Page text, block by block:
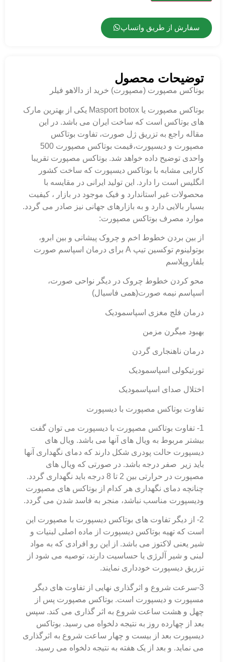
سفارش از طریق واتساپ
توضیحات محصول
بوتاکس مصپورت (مصپورت) خرید از دالاهو فیلر
بوتاکس مصپورت یا Masport botox یکی از بهترین مارک
های بوتاکس است که ساخت ایران می باشد. در این
مقاله راجع به تزریق ژل صورت، تفاوت بوتاکس
مصپورت و دیسپورت،قیمت بوتاکس مصپورت 500
واحدی توضیح داده خواهد شد. بوتاکس مصپورت تقریبا
کارایی مشابه با بوتاکس دیسپورت که ساخت کشور
انگلیس است را دارد. این تولید ایرانی در مقایسه با
محصولات غیر استاندارد و فیک موجود در بازار ، کیفیت
بسیار بالایی دارد و به بازارهای جهانی نیز صادر می گردد.
موارد مصرف بوتاکس مصپورت:
از بین بردن خطوط اخم و چروک پیشانی و بین ابرو،
بوتولینوم توکسین تیپ A برای درمان اسپاسم صورت
بلفاروپلاسم
محو کردن خطوط چروک در دیگر نواحی صورت،
اسپاسم نیمه صورت(همی فاسیال)
درمان فلج مغزی اسپاسمودیک
بهبود میگرن مزمن
درمان ناهنجاری گردن
تورتيكولی اسپاسمودیک
اختلال صدای اسپاسمودیک
تفاوت بوتاکس مصپورت با دیسپورت
1- تفاوت بوتاکس مصپورت با دیسپورت می توان گفت
بیشتر مربوط به ویال های آنها می باشد. ویال های
دیسپورت حالت پودری شکل دارند که دمای نگهداری آنها
باید زیر صفر درجه باشد. در صورتی که ویال های
مصپورت در حرارتی بین 2 تا 8 درجه باید نگهداری گردد.
چنانچه دمای نگهداری هر کدام از بوتاکس های مصپورت
ودیسپورت مناسب نباشد، منجر به فاسد شدن می گردد.
2- از دیگر تفاوت های بوتاکس دیسپورت با مصپورت این
است که تهیه بوتاکس دیسپورت از ماده اصلی لبنیات و
شیر یعنی لاکتوز می باشد. از این رو افرادی که به مواد
لبنی و شیر آلرژی یا حساسیت دارند، توصیه می شود از
تزریق دیسپورت خودداری نمایند.
3-سرعت شروع و اثرگذاری نهایی از تفاوت های دیگر
مسپورت و دیسپورت است. بوتاکس مصپورت پس از
چهل و هشت ساعت شروع به اثر گذاری می کند. سپس
بعد از چهارده روز به نتیجه دلخواه می رسید. بوتاکس
دیسپورت بعد از بیست و چهار ساعت شروع به اثرگذاری
می نماید. و بعد از یک هفته به نتیجه دلخواه می رسید.